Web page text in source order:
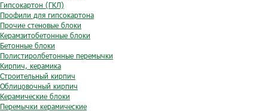
Гипсокартон (ГКЛ)
Профили для гипсокартона
Прочие стеновые блоки
Керамзитобетонные блоки
Бетонные блоки
Полистиролбетонные перемычки
Кирпич, керамика
Строительный кирпич
Облицовочный кирпич
Керамические блоки
Перемычки керамические